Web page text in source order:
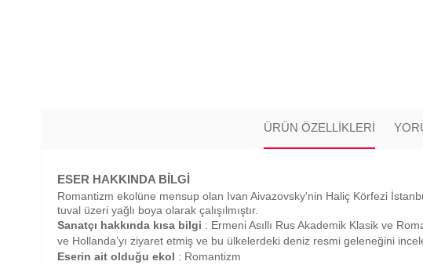
ÜRÜN ÖZELLIKLERI
ESER HAKKINDA BİLGİ
Romantizm ekolüne mensup olan Ivan Aivazovsky'nin Haliç Körfezi
tuval üzeri yağlı boya olarak çalışılmıştır.
Sanatçı hakkında kısa bilgi : Ermeni Asıllı Rus Akademik Klasik ve
ve Hollanda’yı ziyaret etmiş ve bu ülkelerdeki deniz resmi geleneğini
Eserin ait olduğu ekol : Romantizm